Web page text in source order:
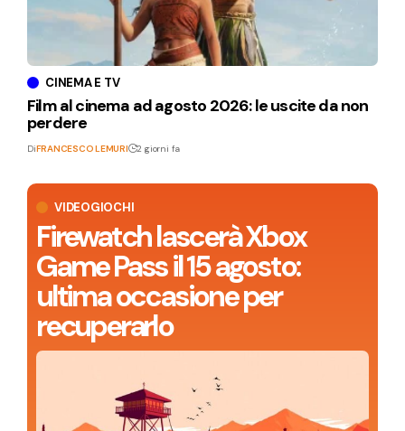
VIDEOGIOCHI
Firewatch lascerà Xbox
Game Pass il 15 agosto:
ultima occasione per
recuperarlo
CINEMA E TV
Film al cinema ad agosto 2026: le uscite da non
perdere
DiFRANCESCO LEMURI 2 giorni fa